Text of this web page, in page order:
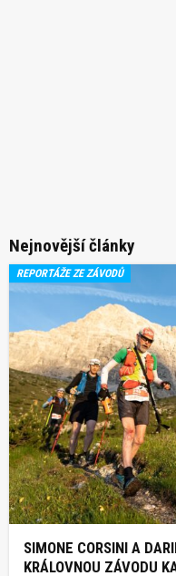
Nejnovější články
REPORTÁŽE ZE ZÁVODŮ
SIMONE CORSINI A
KRÁLOVNOU ZÁVODU